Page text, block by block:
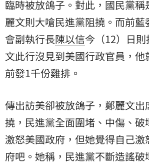
臨時被放鴿子。對此，國民黨稱
麗文則大嗆民進黨阻撓。而前藍
會副執行長陳以信今（12）日
文此行沒見到美國行政官員，他
前發1千份雞排。
傳出訪美卻被放鴿子，鄭麗文出
撓，民進黨全面圍堵、中傷、
激怒美國政府，但她覺得自己
府吧。她稱，民進黨不斷造謠破